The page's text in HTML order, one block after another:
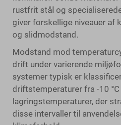
rustfrit stål og
giver forskellige niveauer af
og slidmodstand.
Modstand mod
drift under varierende
systemer typisk er
driftstemperaturer fra -10 °C
lagringstemperaturer, der
disse intervaller til